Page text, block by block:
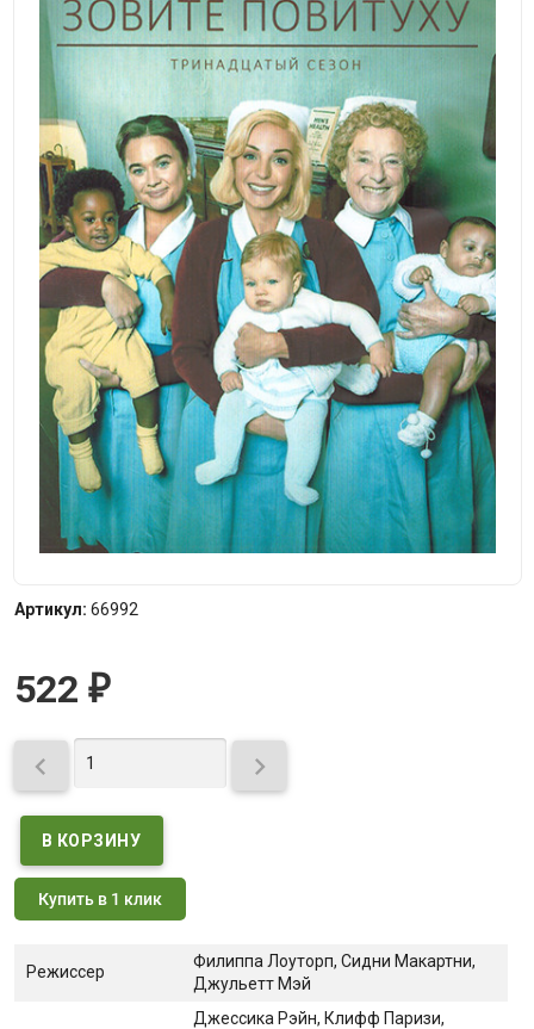
Артикул: 66992
522 ₽
 
Купить в 1 клик
Режиссер
Филиппа Лоуторп, Сидни Макартни,
Джульетт Мэй
Джессика Рэйн, Клифф Паризи,